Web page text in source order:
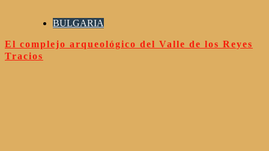
BULGARIA
El complejo arqueológico del Valle de los Reyes
Tracios